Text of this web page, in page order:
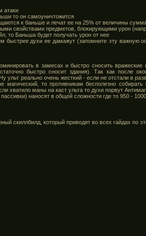
атаки
то он самоуничтожится
к баньше и лечат ее на 25% от величины
свойствами предметов, блокирующими урон
то Баньша будет получать урон от нее
быстрее духи ее дамажут (запомните эту важную
в замесах и быстро сносить
быстро сносит здания). Так как после
ульт реально очень жесткий - если не отстали в
магический, то противникам бесполезно
хватило маны на каст ульта то духи порвут
наносят в общей сложности где то 950 -
скиллбилд, который приводят во всех гайдах по